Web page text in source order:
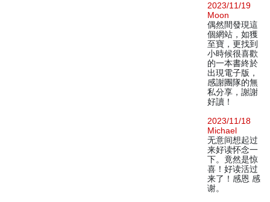
2023/11/19
Moon
偶然間發現這
個網站，如獲
至寶，更找到
小時候很喜歡
的一本書終於
出現電子版，
感謝團隊的無
私分享，謝謝
好讀！
2023/11/18
Michael
无意间想起过
来好读怀念一
下。竟然是惊
喜！好读活过
来了！感恩 感
谢。